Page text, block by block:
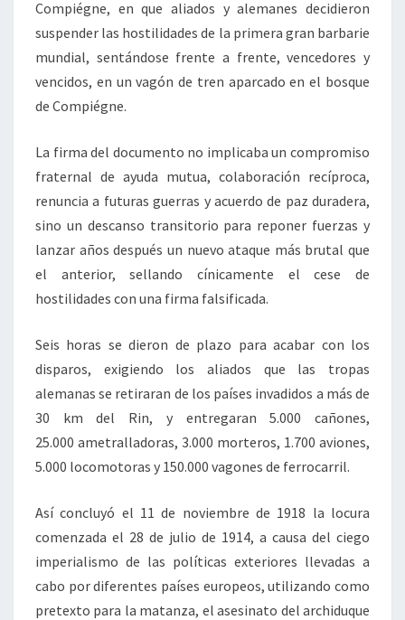
Compiégne, en que aliados y alemanes decidieron
suspender las hostilidades de la primera gran barbarie
mundial, sentándose frente a frente, vencedores y
vencidos, en un vagón de tren aparcado en el bosque
de Compiégne.
La firma del documento no implicaba un compromiso
fraternal de ayuda mutua, colaboración recíproca,
renuncia a futuras guerras y acuerdo de paz duradera,
sino un descanso transitorio para reponer fuerzas y
lanzar años después un nuevo ataque más brutal que
el anterior, sellando cínicamente el cese de
hostilidades con una firma falsificada.
Seis horas se dieron de plazo para acabar con los
disparos, exigiendo los aliados que las tropas
alemanas se retiraran de los países invadidos a más de
30 km del Rin, y entregaran 5.000 cañones,
25.000 ametralladoras, 3.000 morteros, 1.700 aviones,
5.000 locomotoras y 150.000 vagones de ferrocarril.
Así concluyó el 11 de noviembre de 1918 la locura
comenzada el 28 de julio de 1914, a causa del ciego
imperialismo de las políticas exteriores llevadas a
cabo por diferentes países europeos, utilizando como
pretexto para la matanza, el asesinato del archiduque